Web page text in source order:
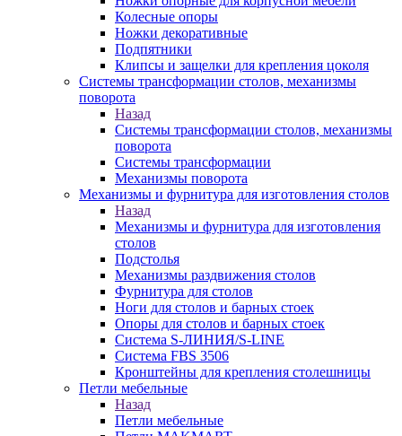
Колесные опоры
Ножки декоративные
Подпятники
Клипсы и защелки для крепления цоколя
Системы трансформации столов, механизмы
поворота
Назад
Системы трансформации столов, механизмы
поворота
Системы трансформации
Механизмы поворота
Механизмы и фурнитура для изготовления столов
Назад
Механизмы и фурнитура для изготовления
столов
Подстолья
Механизмы раздвижения столов
Фурнитура для столов
Ноги для столов и барных стоек
Опоры для столов и барных стоек
Система S-ЛИНИЯ/S-LINE
Система FBS 3506
Кронштейны для крепления столешницы
Петли мебельные
Назад
Петли мебельные